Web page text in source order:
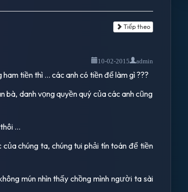
Tiếp theo
10-02-2015 admin
tiền thì ... các anh có tiền để làm gì ???
bà, danh vọng quyền quý của các anh cũng
...
chúng ta, chúng tui phải tín toán để tiền
mún nhìn thấy chồng mình người ta sài